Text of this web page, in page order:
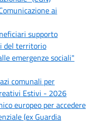
ai
supporto
del territorio
emergenze sociali"
comunali per
Estivi - 2026
europeo per accedere
(ex Guardia